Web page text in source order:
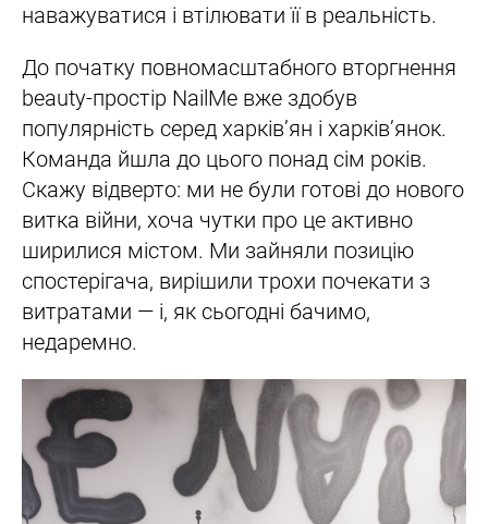
наважуватися і втілювати її в реальність.
До початку повномасштабного вторгнення
beauty-простір NailMe вже здобув
популярність серед харків’ян і харків’янок.
Команда йшла до цього понад сім років.
Скажу відверто: ми не були готові до нового
витка війни, хоча чутки про це активно
ширилися містом. Ми зайняли позицію
спостерігача, вирішили трохи почекати з
витратами — і, як сьогодні бачимо,
недаремно.